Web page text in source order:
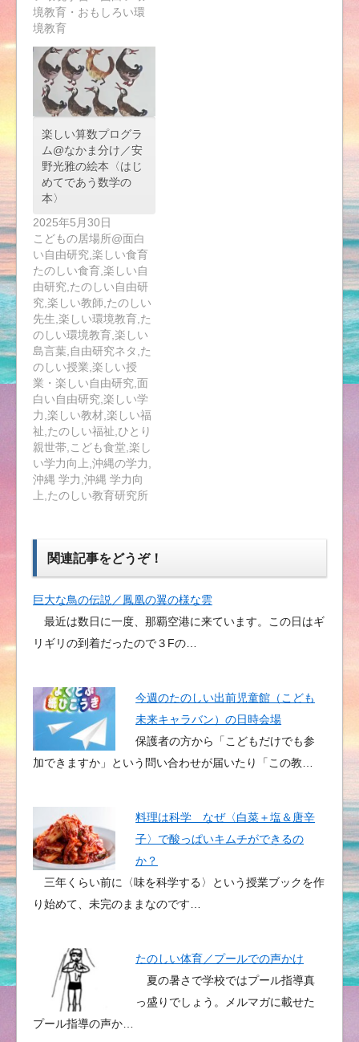
境教育・おもしろい環
境教育
楽しい算数プログラ
ム@なかま分け／安
野光雅の絵本〈はじ
めてであう数学の
本〉
2025年5月30日
こどもの居場所@面白
い自由研究,楽しい食育
たのしい食育,楽しい自
由研究,たのしい自由研
究,楽しい教師,たのしい
先生,楽しい環境教育,た
のしい環境教育,楽しい
島言葉,自由研究ネタ,た
のしい授業,楽しい授
業・楽しい自由研究,面
白い自由研究,楽しい学
力,楽しい教材,楽しい福
祉,たのしい福祉,ひとり
親世帯,こども食堂,楽し
い学力向上,沖縄の学力,
沖縄 学力,沖縄 学力向
上,たのしい教育研究所
関連記事をどうぞ！
巨大な鳥の伝説／鳳凰の翼の様な雲
最近は数日に一度、那覇空港に来ています。この日はギ
リギリの到着だったので３Fの…
今週のたのしい出前児童館（こども
未来キャラバン）の日時会場
保護者の方から「こどもだけでも参
加できますか」という問い合わせが届いたり「この教…
料理は科学 なぜ〈白菜＋塩＆唐辛
子〉で酸っぱいキムチができるの
か？
三年くらい前に〈味を科学する〉という授業ブックを作
り始めて、未完のままなのです…
たのしい体育／プールでの声かけ
夏の暑さで学校ではプール指導真
っ盛りでしょう。メルマガに載せた
プール指導の声か…